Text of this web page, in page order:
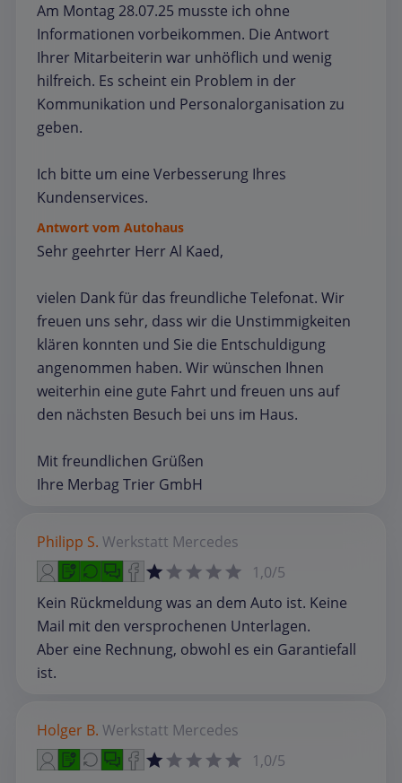
Am Montag 28.07.25 musste ich ohne
Informationen vorbeikommen. Die Antwort
Ihrer Mitarbeiterin war unhöflich und wenig
hilfreich. Es scheint ein Problem in der
Kommunikation und Personalorganisation zu
geben.
Ich bitte um eine Verbesserung Ihres
Kundenservices.
Antwort vom Autohaus
Sehr geehrter Herr Al Kaed,
vielen Dank für das freundliche Telefonat. Wir
freuen uns sehr, dass wir die Unstimmigkeiten
klären konnten und Sie die Entschuldigung
angenommen haben. Wir wünschen Ihnen
weiterhin eine gute Fahrt und freuen uns auf
den nächsten Besuch bei uns im Haus.
Mit freundlichen Grüßen
Ihre Merbag Trier GmbH
Philipp S. Werkstatt Mercedes
1,0/5
Kein Rückmeldung was an dem Auto ist. Keine
Mail mit den versprochenen Unterlagen.
Aber eine Rechnung, obwohl es ein Garantiefall
ist.
Holger B. Werkstatt Mercedes
1,0/5